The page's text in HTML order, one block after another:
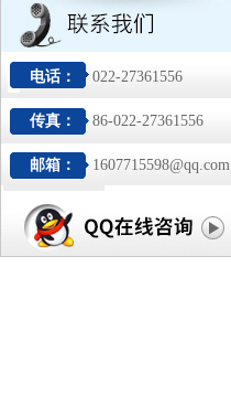
电话： 022-27361556
传真： 86-022-27361556
邮箱： 1607715598@qq.com